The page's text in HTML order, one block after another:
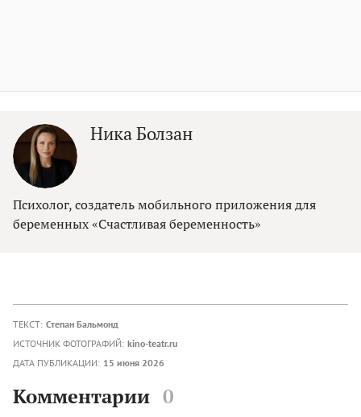
Ника Болзан
Психолог, создатель мобильного приложения для
беременных «Счастливая беременность»
ТЕКСТ: Степан Бальмонд
ИСТОЧНИК ФОТОГРАФИЙ: kino-teatr.ru
ДАТА ПУБЛИКАЦИИ: 15 июня 2026
Комментарии 0